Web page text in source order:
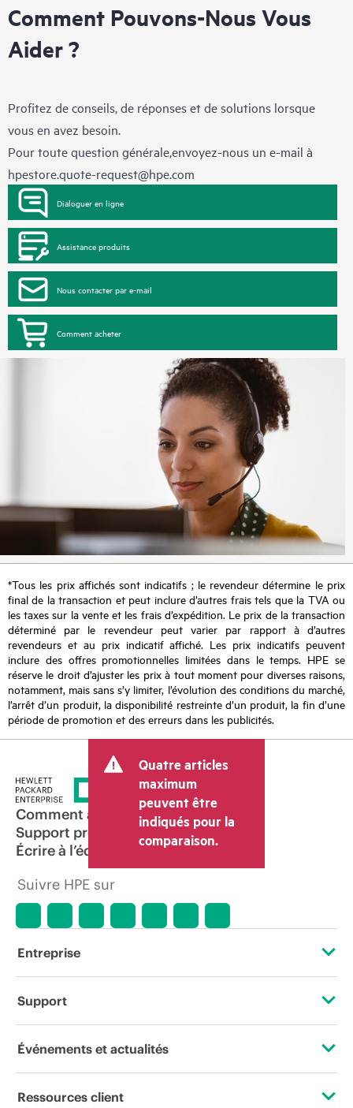
Comment Pouvons-Nous Vous
Aider ?
Profitez de conseils, de réponses et de solutions lorsque
vous en avez besoin.
Pour toute question générale,envoyez-nous un e-mail à
hpestore.quote-request@hpe.com
Dialoguer en ligne
Assistance produits
Nous contacter par e-mail
Comment acheter
*Tous les prix affichés sont indicatifs ; le revendeur détermine le prix
final de la transaction et peut inclure d’autres frais tels que la TVA ou
les taxes sur la vente et les frais d’expédition. Le prix de la transaction
déterminé par le revendeur peut varier par rapport à d’autres
revendeurs et au prix indicatif affiché. Les prix indicatifs peuvent
inclure des offres promotionnelles limitées dans le temps. HPE se
réserve le droit d’ajuster les prix à tout moment pour diverses raisons,
notamment, mais sans s’y limiter, l’évolution des conditions du marché,
l’arrêt d’un produit, la disponibilité restreinte d’un produit, la fin d’une
période de promotion et des erreurs dans les publicités.
Quatre articles
maximum
peuvent être
indiqués pour la
comparaison.
Comment acheter
Support produit
Écrire à l’équipe commerciale
Suivre HPE sur
Entreprise
À propos de HPE
Support
Services d’assistance opérationnelle (OSS)
Événements et actualités
Événements
Ressources client